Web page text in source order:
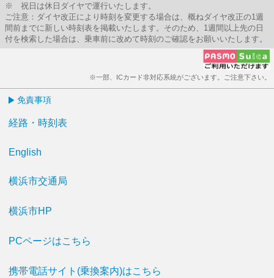
※ 祝日は休日ダイヤで運行いたします。
ご注意：ダイヤ改正により時刻を変更する場合は、概ねダイヤ改正の1週
間前までに新しい時刻表を掲載いたします。そのため、1週間以上先の日
付を検索した場合は、乗車前に改めて時刻のご確認をお願いいたします。
※一部、ICカード非対応系統がございます。ご注意下さい。
免責事項
経路・時刻表
English
横浜市交通局
横浜市HP
PCページはこちら
携帯電話サイト(乗換案内)はこちら